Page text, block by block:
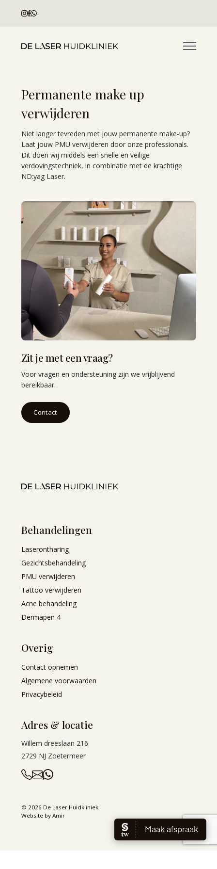
Over ons
Prijslijst
Contact
Permanente make up
verwijderen
Niet langer tevreden met jouw permanente make-up?
Laat jouw PMU verwijderen door onze professionals.
Dit doen wij middels een snelle en veilige
verdovingstechniek, in combinatie met de krachtige
ND:yag Laser.
Zit je met een vraag?
Voor vragen en ondersteuning zijn we vrijblijvend
bereikbaar.
Contact
Behandelingen
Laserontharing
Gezichtsbehandeling
PMU verwijderen
Tattoo verwijderen
Acne behandeling
Dermapen 4
Overig
Contact opnemen
Algemene voorwaarden
Privacybeleid
Adres & locatie
Willem dreeslaan 216
2729 NJ Zoetermeer
© 2026 De Laser Huidkliniek
Website by Amir